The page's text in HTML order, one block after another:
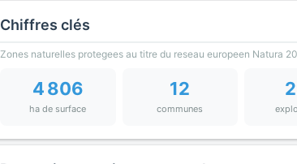
Chiffres clés
Zones naturelles protegees au titre du reseau europeen Natura
4 806
ha de surface
12
communes